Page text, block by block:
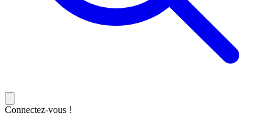
Connectez-vous !